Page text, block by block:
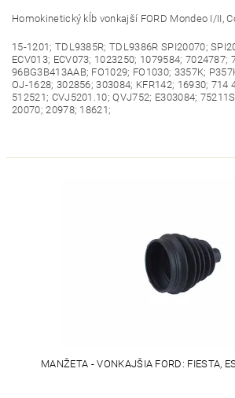
Homokinetický kĺb vonkajší FORD Mondeo I/II,
15-1201; TDL9385R; TDL9386R SPI20070;
ECV013; ECV073; 1023250; 1079584; 7024787;
96BG3B413AAB; FO1029; FO1030; 3357K;
OJ-1628; 302856; 303084; KFR142; 16930; 714
512521; CVJ5201.10; QVJ752; E303084;
20070; 20978; 18621;
MANŽETA - VONKAJŠIA FORD: FIESTA,